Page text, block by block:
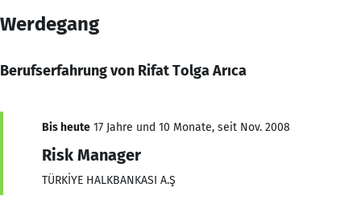
Werdegang
Berufserfahrung von Rifat Tolga Arıca
Bis heute 17 Jahre und 10 Monate, seit Nov. 2008
Risk Manager
TÜRKİYE HALKBANKASI A.Ş